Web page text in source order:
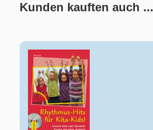
Produktgalerie überspringen
Kunden kauften auch ...
Rhythmus-Hits für Kita-Kids